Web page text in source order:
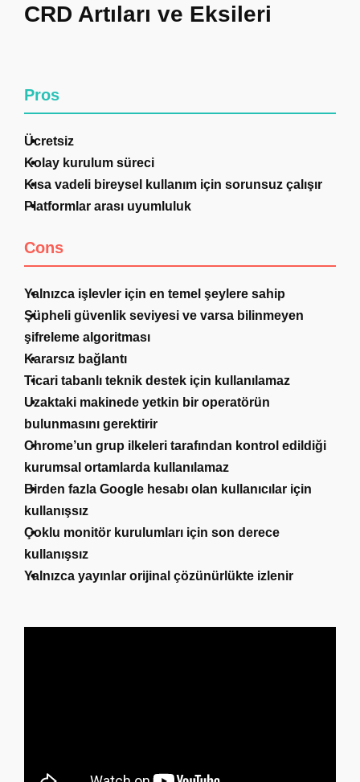
CRD Artıları ve Eksileri
Pros
Ücretsiz
Kolay kurulum süreci
Kısa vadeli bireysel kullanım için sorunsuz çalışır
Platformlar arası uyumluluk
Cons
Yalnızca işlevler için en temel şeylere sahip
Şüpheli güvenlik seviyesi ve varsa bilinmeyen
şifreleme algoritması
Kararsız bağlantı
Ticari tabanlı teknik destek için kullanılamaz
Uzaktaki makinede yetkin bir operatörün
bulunmasını gerektirir
Chrome’un grup ilkeleri tarafından kontrol edildiği
kurumsal ortamlarda kullanılamaz
Birden fazla Google hesabı olan kullanıcılar için
kullanışsız
Çoklu monitör kurulumları için son derece
kullanışsız
Yalnızca yayınlar orijinal çözünürlükte izlenir